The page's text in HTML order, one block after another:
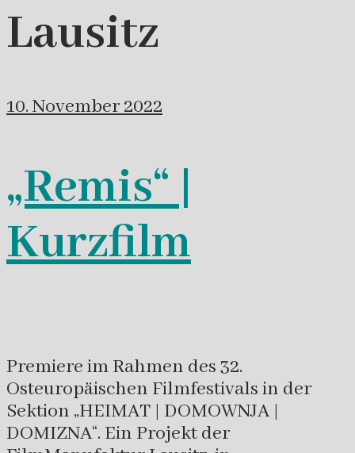
Lausitz
10. November 2022
„Remis“ |
Kurzfilm
Premiere im Rahmen des 32.
Osteuropäischen Filmfestivals in der
Sektion „HEIMAT | DOMOWNJA |
DOMIZNA“. Ein Projekt der